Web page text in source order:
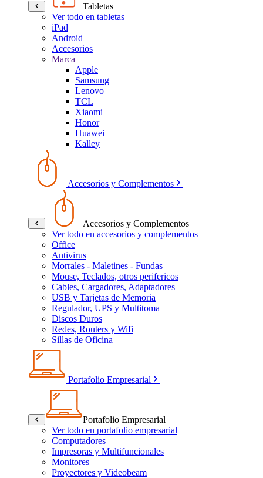
Tabletas
Ver todo en tabletas
iPad
Android
Accesorios
Marca
Apple
Samsung
Lenovo
TCL
Xiaomi
Honor
Huawei
Kalley
Accesorios y Complementos
Accesorios y Complementos
Ver todo en accesorios y complementos
Office
Antivirus
Morrales - Maletines - Fundas
Mouse, Teclados, otros perifericos
Cables, Cargadores, Adaptadores
USB y Tarjetas de Memoria
Regulador, UPS y Multitoma
Discos Duros
Redes, Routers y Wifi
Sillas de Oficina
Portafolio Empresarial
Portafolio Empresarial
Ver todo en portafolio empresarial
Computadores
Impresoras y Multifuncionales
Monitores
Proyectores y Videobeam